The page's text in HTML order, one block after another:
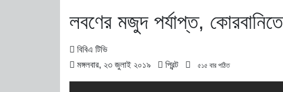
লবণের মজুদ পর্যাপ্ত,
বিবিএ টিভি
মঙ্গলবার, ২৩ জুলাই ২০১৯
প্রিন্ট ৫১৫ বার পঠিত